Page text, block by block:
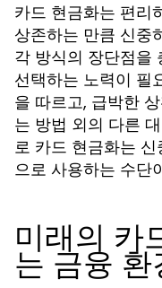
카드 현금화는 편리
상존하는 만큼 신중
각 방식의 장단점을
선택하는 노력이 필
을 따르고, 급박한
는 방법 외의 다른
로 카드 현금화는
으로 사용하는 수단
미래의 카
는 금융 환